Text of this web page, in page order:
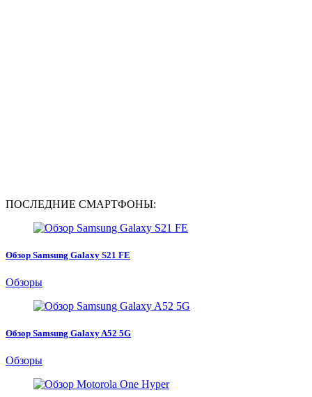
ПОСЛЕДНИЕ СМАРТФОНЫ:
Обзор Samsung Galaxy S21 FE
Обзоры
Обзор Samsung Galaxy A52 5G
Обзоры